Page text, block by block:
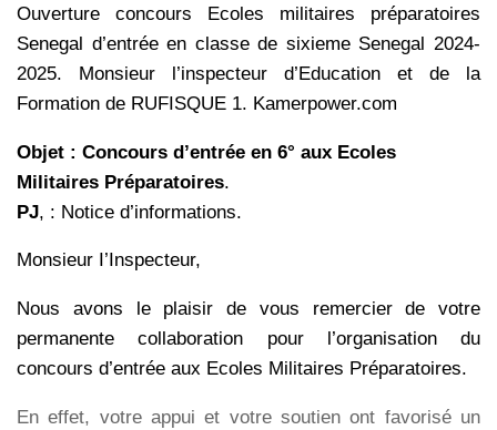
Ouverture concours Ecoles militaires préparatoires
Senegal d’entrée en classe de sixieme Senegal 2024-
2025. Monsieur l’inspecteur d’Education et de la
Formation de RUFISQUE 1. Kamerpower.com
Objet : Concours d’entrée en 6° aux Ecoles
Militaires Préparatoires.
PJ, : Notice d’informations.
Monsieur I’Inspecteur,
Nous avons le plaisir de vous remercier de votre
permanente collaboration pour
l’organisation du
concours d’entrée aux Ecoles Militaires Préparatoires.
En effet, votre appui et votre soutien ont favorisé un